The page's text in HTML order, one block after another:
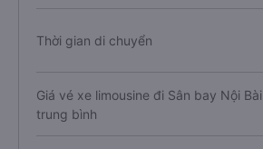
Thời gian di chuyển
Giá vé xe limousine đi Sân bay Nội Bài
trung bình